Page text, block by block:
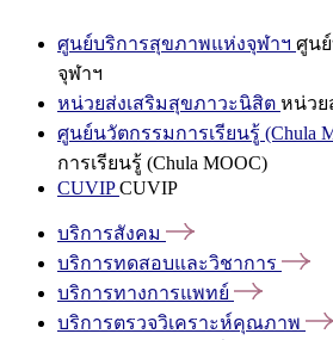
ศูนย์บริการสุขภาพแห่งจุฬาฯ ศูน
จุฬาฯ
หน่วยส่งเสริมสุขภาวะนิสิต หน่วย
ศูนย์นวัตกรรมการเรียนรู้ (Chula
การเรียนรู้ (Chula MOOC)
CUVIPCUVIP
บริการสังคม
บริการทดสอบและวิชาการ
บริการทางการแพทย์
บริการตรวจวิเคราะห์คุณภาพ